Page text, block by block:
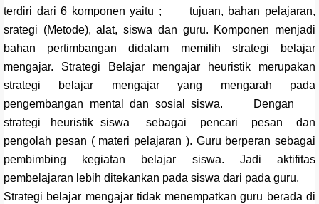
terdiri dari 6 komponen yaitu ; tujuan, bahan pelajaran,
srategi (Metode), alat, siswa dan guru. Komponen menjadi
bahan pertimbangan didalam memilih strategi belajar
mengajar. Strategi Belajar mengajar heuristik merupakan
strategi belajar mengajar yang mengarah pada
pengembangan mental dan sosial siswa. Dengan
strategi heuristik siswa sebagai pencari pesan dan
pengolah pesan ( materi pelajaran ). Guru berperan sebagai
pembimbing kegiatan belajar siswa. Jadi aktifitas
pembelajaran lebih ditekankan pada siswa dari pada guru.
Strategi belajar mengajar tidak menempatkan guru berada di